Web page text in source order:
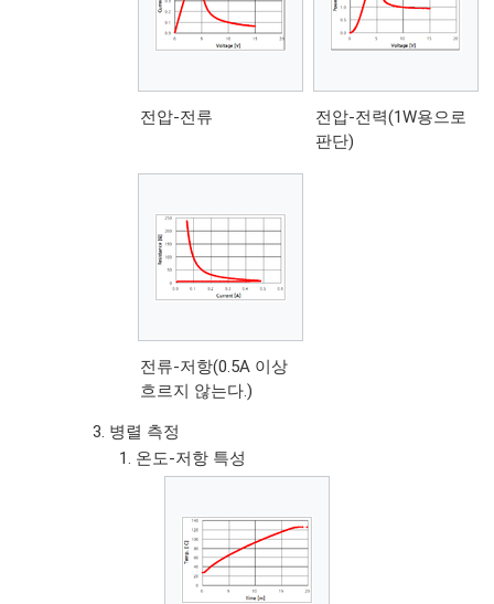
전압-전류
전압-전력(1W용으로
판단)
전류-저항(0.5A 이상
흐르지 않는다.)
병렬 측정
온도-저항 특성